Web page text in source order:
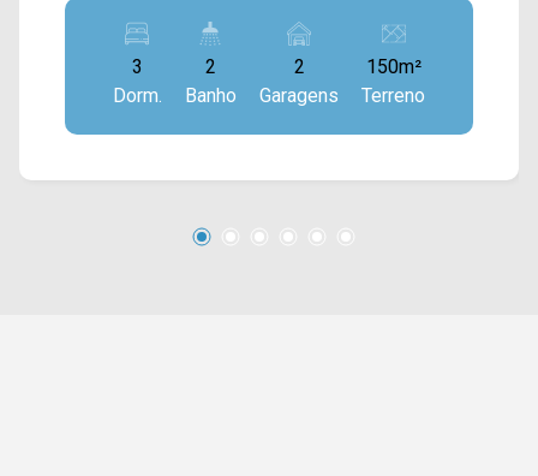
armários planejados, sendo 1 suíte com closet e
banheira; Banheiro social; Pavimento térreo: sala
de estar ampla, sala de jantar, cozinha planejada,
banheiro social; Área de serviço, espaço
gourmet com churrasqueira, 3 vagas de garagem
financiamento. *Não aceita permuta. Entre em
visita!! WhatsApp e Telefone Arbix: (19) 3475-
3
Dorm.
2
Banho
2
Garagens
150m²
Terreno